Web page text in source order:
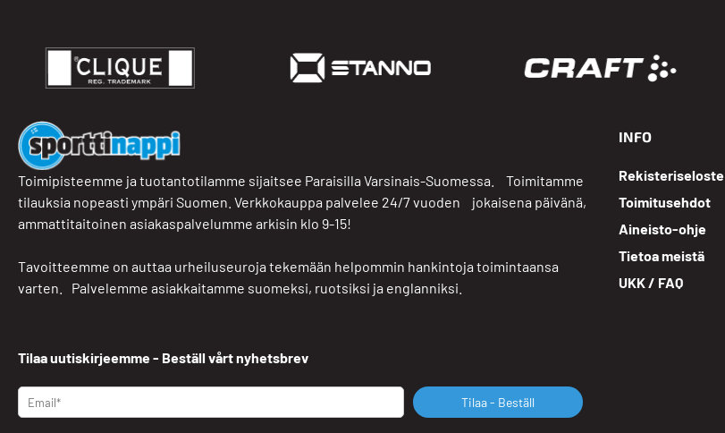
Toimipisteemme ja tuotantotilamme sijaitsee Paraisilla Varsinais-Suomessa. Toimitamme
tilauksia nopeasti ympäri Suomen. Verkkokauppa palvelee 24/7 vuoden jokaisena päivänä,
ammattitaitoinen asiakaspalvelumme arkisin klo 9-15!
Tavoitteemme on auttaa urheiluseuroja tekemään helpommin hankintoja toimintaansa
varten. Palvelemme asiakkaitamme suomeksi, ruotsiksi ja englanniksi.
INFO
Rekisteriseloste
Toimitusehdot
Aineisto-ohje
Tietoa meistä
UKK / FAQ
Tilaa uutiskirjeemme - Beställ vårt nyhetsbrev
Tilaa - Beställ